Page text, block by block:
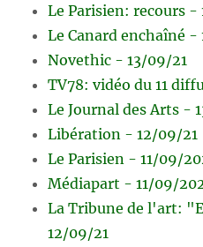
Le Parisien: recours -
Le Canard enchaîné -
Novethic - 13/09/21
TV78: vidéo du 11
Le Journal des Arts -
Libération - 12/09/21
Le Parisien - 11/09/
Médiapart - 11/09/
La Tribune de l'art:
12/09/21